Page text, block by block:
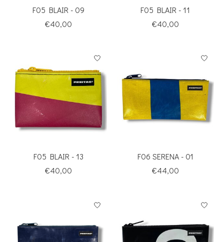
F05 BLAIR - 09
€40,00
F05 BLAIR - 11
€40,00
F05 BLAIR - 13
€40,00
F06 SERENA - 01
€44,00